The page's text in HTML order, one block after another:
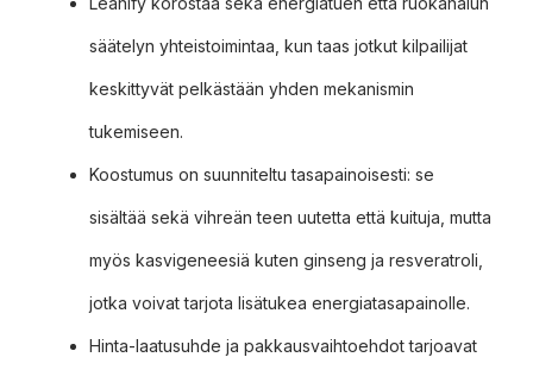
säätelyn yhteistoimintaa, kun taas jotkut kilpailijat
keskittyvät pelkästään yhden mekanismin
tukemiseen.
Koostumus on suunniteltu tasapainoisesti: se
sisältää sekä vihreän teen uutetta että kuituja, mutta
myös kasvigeneesiä kuten ginseng ja resveratroli,
jotka voivat tarjota lisätukea energiatasapainolle.
Hinta-laatusuhde ja pakkausvaihtoehdot tarjoavat